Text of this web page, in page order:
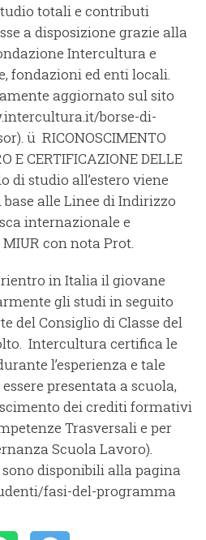
totali e contributi
a disposizione grazie alla
Intercultura e
fondazioni ed enti locali.
aggiornato sul sito
borse-di-
ü RICONOSCIMENTO
E CERTIFICAZIONE DELLE
di studio all’estero viene
alle Linee di Indirizzo
internazionale e
con nota Prot.
rientro in Italia il giovane
gli studi in seguito
del Consiglio di Classe del
Intercultura certifica le
l’esperienza e tale
presentata a scuola,
dei crediti formativi
Trasversali e per
Scuola Lavoro).
disponibili alla pagina
fasi-del-programma